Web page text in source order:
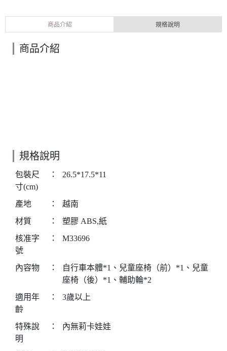
商品介紹 規格說明
商品介紹
規格說明
包裝尺
寸(cm)
： 26.5*17.5*11
產地 ：
越南
材質
：
塑膠 ABS,紙
核准字
號
： M33696
內容物 ：
自行車本體*1、兒童座椅（前）*1、兒童
座椅（後）*1、輔助輪*2
適用年
齡
： 3歲以上
特殊說
明
： 內無莉卡娃娃